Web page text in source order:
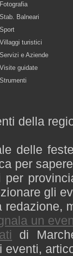
Fotografia
Stab. Balneari
Sport
Villaggi turistici
Servizi e Aziende
Visite guidate
Strumenti
della
delle
per
per
gli
un
di
eventi,